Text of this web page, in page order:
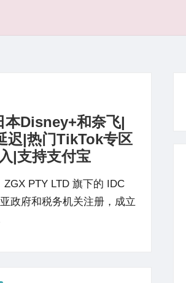
本Disney+和奈飞|
迟|热门TikTok专区
|支持支付宝
PTY LTD 旗下的 IDC
政府和税务机关注册，成立